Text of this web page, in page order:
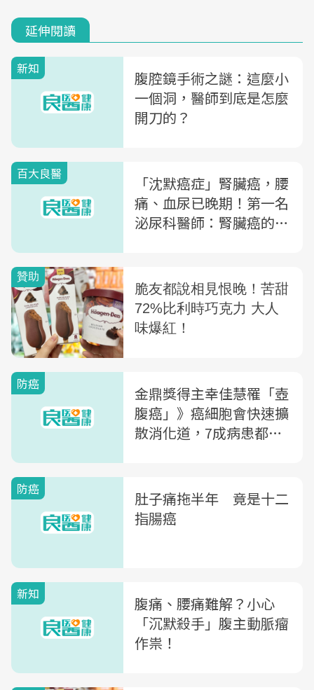
延伸閱讀
新知
腹腔鏡手術之謎：這麼小
一個洞，醫師到底是怎麼
開刀的？
百大良醫
「沈默癌症」腎臟癌，腰
痛、血尿已晚期！第一名
泌尿科醫師：腎臟癌的救
防癌
金鼎獎得主幸佳慧罹「壺
腹癌」》癌細胞會快速擴
散消化道，7成病患都有
防癌
肚子痛拖半年 竟是十二
指腸癌
新知
腹痛、腰痛難解？小心
「沉默殺手」腹主動脈瘤
作祟！